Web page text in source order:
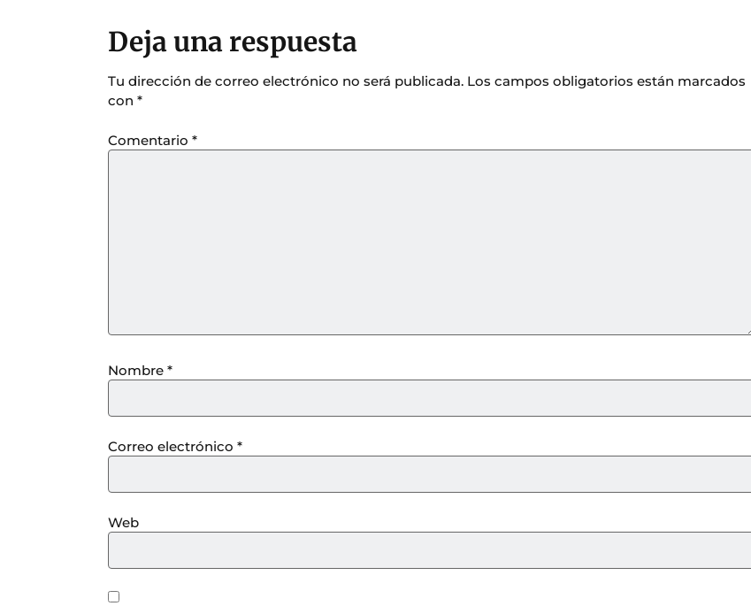
Deja una respuesta
Tu dirección de correo electrónico no será publicada. Los campos obligatorios están marcados
con *
Comentario *
Nombre *
Correo electrónico *
Web